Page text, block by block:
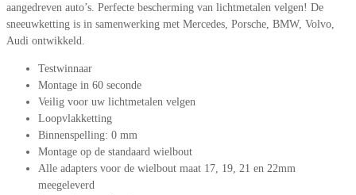
aangedreven auto’s. Perfecte bescherming van lichtmetalen velgen! De
sneeuwketting is in samenwerking met Mercedes, Porsche, BMW, Volvo,
Audi ontwikkeld.
Testwinnaar
Montage in 60 seconde
Veilig voor uw lichtmetalen velgen
Loopvlakketting
Binnenspelling: 0 mm
Montage op de standaard wielbout
Alle adapters voor de wielbout maat 17, 19, 21 en 22mm
meegeleverd